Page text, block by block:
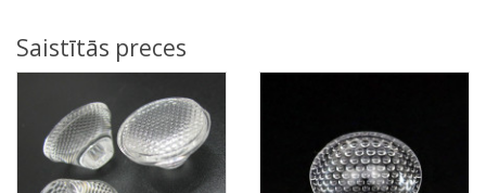
Saistītās preces